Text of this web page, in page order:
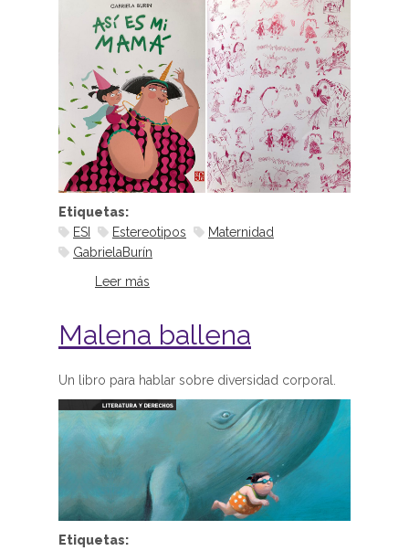
Etiquetas:
ESI
Estereotipos
Maternidad
GabrielaBurín
Leer más
Malena ballena
Un libro para hablar sobre diversidad corporal.
Etiquetas: